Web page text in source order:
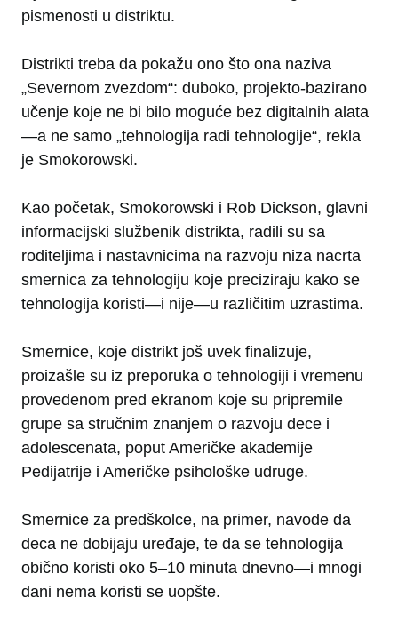
pismenosti u distriktu.
Distrikti treba da pokažu ono što ona naziva
„Severnom zvezdom“: duboko, projekto-bazirano
učenje koje ne bi bilo moguće bez digitalnih alata
—a ne samo „tehnologija radi tehnologije“, rekla
je Smokorowski.
Kao početak, Smokorowski i Rob Dickson, glavni
informacijski službenik distriktа, radili su sa
roditeljima i nastavnicima na razvoju niza nacrta
smernica za tehnologiju koje preciziraju kako se
tehnologija koristi—i nije—u različitim uzrastima.
Smernice, koje distrikt još uvek finalizuje,
proizašle su iz preporuka o tehnologiji i vremenu
provedenom pred ekranom koje su pripremile
grupe sa stručnim znanjem o razvoju dece i
adolescenata, poput Američke akademije
Pedijatrije i Američke psihološke udruge.
Smernice za predškolce, na primer, navode da
deca ne dobijaju uređaje, te da se tehnologija
obično koristi oko 5–10 minuta dnevno—i mnogi
dani nema koristi se uopšte.